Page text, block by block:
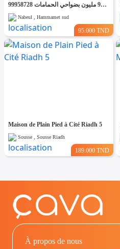
فرصصصة منزل للبيع ب 95 مليون بضواحي الحمامات 99958728
Nabeul , Hammamet sud
95.000 TND
Maison de Plain Pied à Cité Riadh 5
Sousse , Sousse Riadh
189.000 TND
À propos de nous